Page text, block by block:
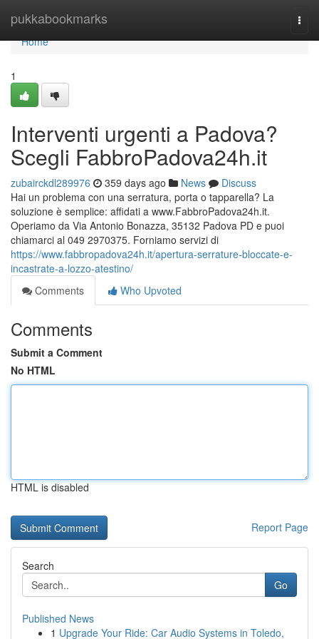
pukkabookmarks
Home
Home
1
Interventi urgenti a Padova?
Scegli FabbroPadova24h.it
zubairckdl289976 359 days ago News
Discuss
Hai un problema con una serratura, porta o tapparella? La
soluzione è semplice: affidati a www.FabbroPadova24h.it.
Operiamo da Via Antonio Bonazza, 35132 Padova PD e puoi
chiamarci al 049 2970375. Forniamo servizi di
https://www.fabbropadova24h.it/apertura-serrature-bloccate-e-
incastrate-a-lozzo-atestino/
Comments
Who Upvoted
Comments
Submit a Comment
No HTML
HTML is disabled
Report Page
Search
Go
Published News
1 Upgrade Your Ride: Car Audio Systems in Toledo,